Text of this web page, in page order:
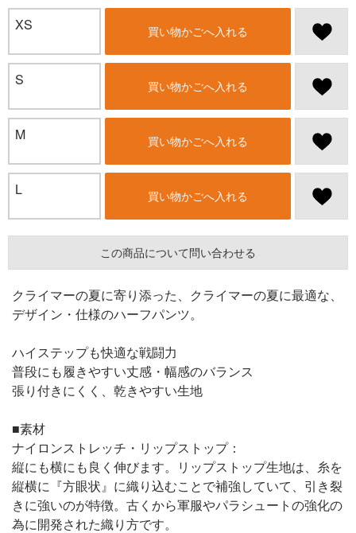
XS 買い物かごへ入れる
S 買い物かごへ入れる
M 買い物かごへ入れる
L 買い物かごへ入れる
この商品について問い合わせる
クライマーの夏に寄り添った、クライマーの夏に最適な、
デザイン・仕様のハーフパンツ。
ハイステップも快適な戦闘力
普段にも履きやすい丈感・幅感のバランス
張り付きにくく、乾きやすい生地
■素材
ナイロンストレッチ・リップストップ：
縦にも横にも良く伸びます。リップストップ生地は、糸を
縦横に『方眼状』に織り込むことで補強していて、引き裂
きに強いのが特徴。古くから軍服やパラシュートの強化の
為に開発された織り方です。